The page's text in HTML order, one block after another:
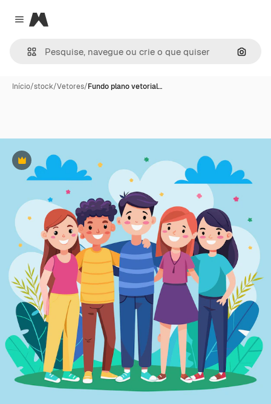
Close menu
Magnific
Início/stock/Vetores/Fundo plano vetorial…
Premium